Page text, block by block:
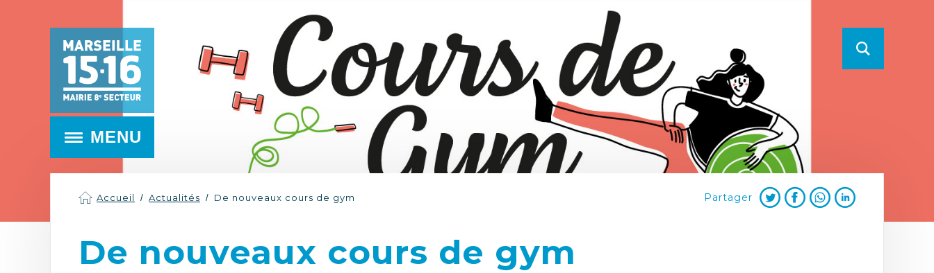
MENU
Accueil Actualités De nouveaux cours de gym Partager
De nouveaux cours de gym